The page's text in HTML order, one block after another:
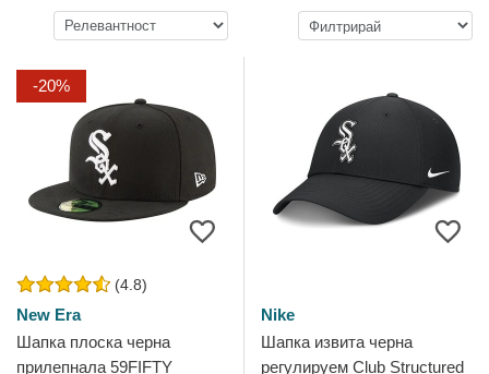
-20%
(4.8)
New Era
Шапка плоска черна
прилепнала 59FIFTY
Nike
Шапка извита черна
регулируем Club Structured